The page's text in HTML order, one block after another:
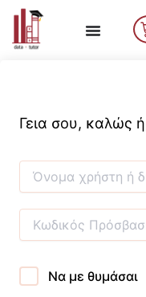
Μετάβαση
περιεχόμενο
Γεια σου, καλώς
Να με θυμάσαι